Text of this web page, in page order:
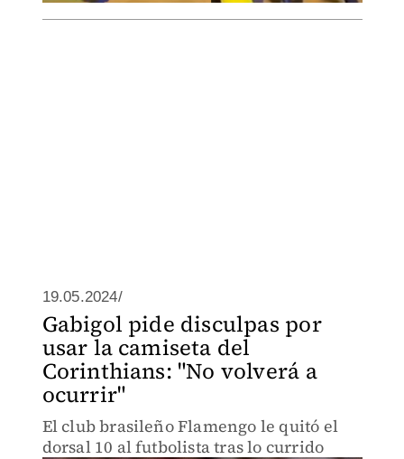
19.05.2024/
Gabigol pide disculpas por
usar la camiseta del
Corinthians: "No volverá a
ocurrir"
El club brasileño Flamengo le quitó el
dorsal 10 al futbolista tras lo currido